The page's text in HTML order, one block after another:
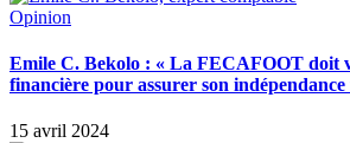
Opinion
Emile C. Bekolo : « La FECAFOOT doit
financière pour assurer son indépendance
15 avril 2024